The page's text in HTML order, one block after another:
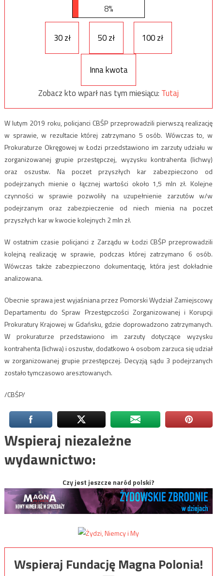
8%
30 zł 50 zł 100 zł
Inna kwota
Zobacz kto wparł nas tym miesiącu: Tutaj
W lutym 2019 roku, policjanci CBŚP przeprowadzili pierwszą realizację
w sprawie, w rezultacie której zatrzymano 5 osób. Wówczas to, w
Prokuraturze Okręgowej w Łodzi przedstawiono im zarzuty udziału w
zorganizowanej grupie przestępczej, wyzysku kontrahenta (lichwy)
oraz oszustw. Na poczet przyszłych kar zabezpieczono od
podejrzanych mienie o łącznej wartości około 1,5 mln zł. Kolejne
czynności w sprawie pozwoliły na uzupełnienie zarzutów w/w
podejrzanym oraz zabezpieczenie od niech mienia na poczet
przyszłych kar w kwocie kolejnych 2 mln zł.
W ostatnim czasie policjanci z Zarządu w Łodzi CBŚP przeprowadzili
kolejną realizację w sprawie, podczas której zatrzymano 6 osób.
Wówczas także zabezpieczono dokumentację, która jest dokładnie
analizowana.
Obecnie sprawa jest wyjaśniana przez Pomorski Wydział Zamiejscowy
Departamentu do Spraw Przestępczości Zorganizowanej i Korupcji
Prokuratury Krajowej w Gdańsku, gdzie doprowadzono zatrzymanych.
W prokuraturze przedstawiono im zarzuty dotyczące wyzysku
kontrahenta (lichwa) i oszustw, dodatkowo 4 osobom zarzuca się udział
w zorganizowanej grupie przestępczej. Decyzją sądu 3 podejrzanych
zostało tymczasowo aresztowanych.
/CBŚP/
Wspieraj niezależne
wydawnictwo:
Czy jest jeszcze naród polski?
Wspieraj Fundację Magna Polonia!